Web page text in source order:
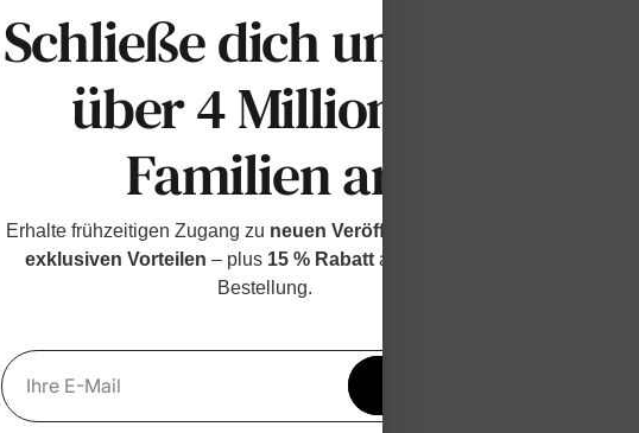
Schließe dich unseren
über 4 Millionen
Familien an
Erhalte frühzeitigen Zugang zu neuen Veröffentlichungen &
exklusiven Vorteilen – plus 15 % Rabatt auf deine erste
Bestellung.
Ihre E-Mail